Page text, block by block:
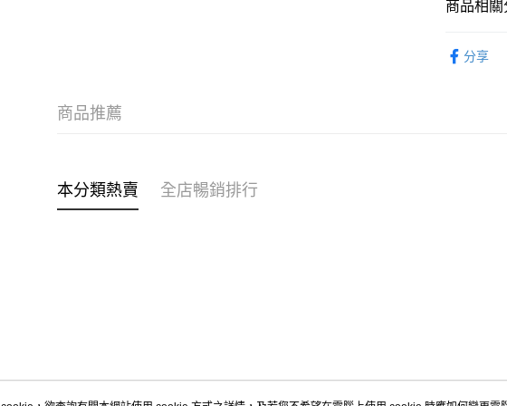
WeChat
送貨方式
商品相關
分享
商品推薦
本分類熱賣 全店暢銷排行